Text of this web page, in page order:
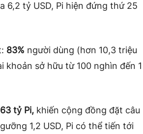
6,2 tỷ USD, Pi hiện đứng thứ 25
83% người dùng (hơn 10,3 triệu
khoản sở hữu từ 100 nghìn đến 1
63 tỷ Pi, khiến cộng đồng đặt câu
1,2 USD, Pi có thể tiến tới